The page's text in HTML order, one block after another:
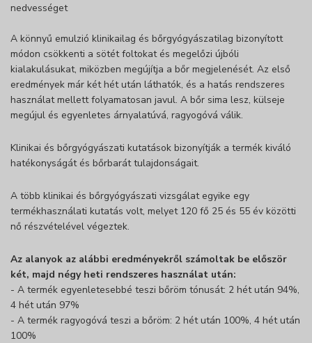
nedvességet
A könnyű emulzió klinikailag és bőrgyógyászatilag bizonyított
módon csökkenti a sötét foltokat és megelőzi újbóli
kialakulásukat, miközben megújítja a bőr megjelenését. Az első
eredmények már két hét után láthatók, és a hatás rendszeres
használat mellett folyamatosan javul. A bőr sima lesz, külseje
megújul és egyenletes árnyalatúvá, ragyogóvá válik.
Klinikai és bőrgyógyászati kutatások bizonyítják a termék kiváló
hatékonyságát és bőrbarát tulajdonságait.
A több klinikai és bőrgyógyászati vizsgálat egyike egy
termékhasználati kutatás volt, melyet 120 fő 25 és 55 év közötti
nő részvételével végeztek.
Az alanyok az alábbi eredményekről számoltak be először
két, majd négy heti rendszeres használat után:
- A termék egyenletesebbé teszi bőröm tónusát: 2 hét után 94%,
4 hét után 97%
- A termék ragyogóvá teszi a bőröm: 2 hét után 100%, 4 hét után
100%